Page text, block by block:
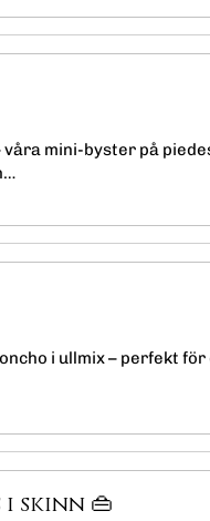
mini-byster på
i ullmix – perfekt för
skinn 👜